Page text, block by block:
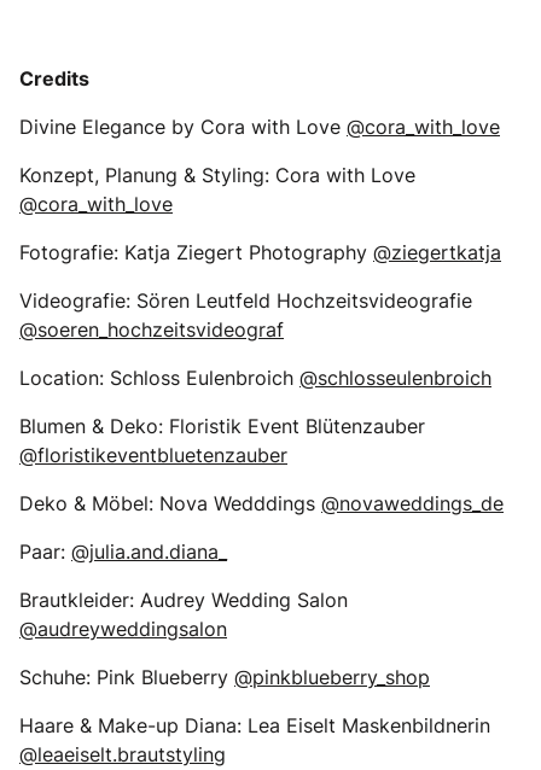
Credits
Divine Elegance by Cora with Love @cora_with_love
Konzept, Planung & Styling: Cora with Love
@cora_with_love
Fotografie: Katja Ziegert Photography @ziegertkatja
Videografie: Sören Leutfeld Hochzeitsvideografie
@soeren_hochzeitsvideograf
Location: Schloss Eulenbroich @schlosseulenbroich
Blumen & Deko: Floristik Event Blütenzauber
@floristikeventbluetenzauber
Deko & Möbel: Nova Wedddings @novaweddings_de
Paar: @julia.and.diana_
Brautkleider: Audrey Wedding Salon
@audreyweddingsalon
Schuhe: Pink Blueberry @pinkblueberry_shop
Haare & Make-up Diana: Lea Eiselt Maskenbildnerin
@leaeiselt.brautstyling